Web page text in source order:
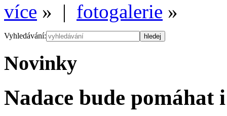
více » | fotogalerie »
Vyhledávání:
Novinky
Nadace bude pomáhat